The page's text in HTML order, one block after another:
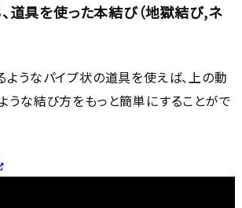
道具を使った本結び（地獄結び,ネ
ようなパイプ状の道具を使えば、上の動
うな結び方をもっと簡単にすることがで